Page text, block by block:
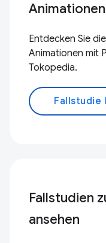
Animationen
Entdecken Sie
Animationen mit
Tokopedia.
Fallstudie
Fallstudien
ansehen